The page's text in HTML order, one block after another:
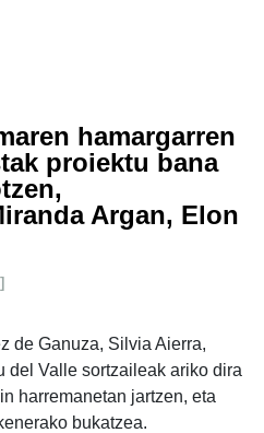
hamargarren
proiektu bana
Argan, Elon
de Ganuza, Silvia Aierra,
del Valle sortzaileak ariko dira
harremanetan jartzen, eta
bukatzea.